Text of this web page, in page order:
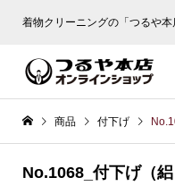
着物クリーニングの「つるや
商品 付下げ
No.1068_付下げ（絽